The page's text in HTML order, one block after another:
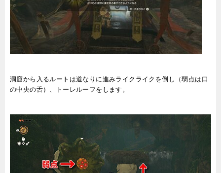
洞窟から入るルートは道なりに進みライクライクを倒し（弱点は口
の中央の舌）、トーレルーフをします。